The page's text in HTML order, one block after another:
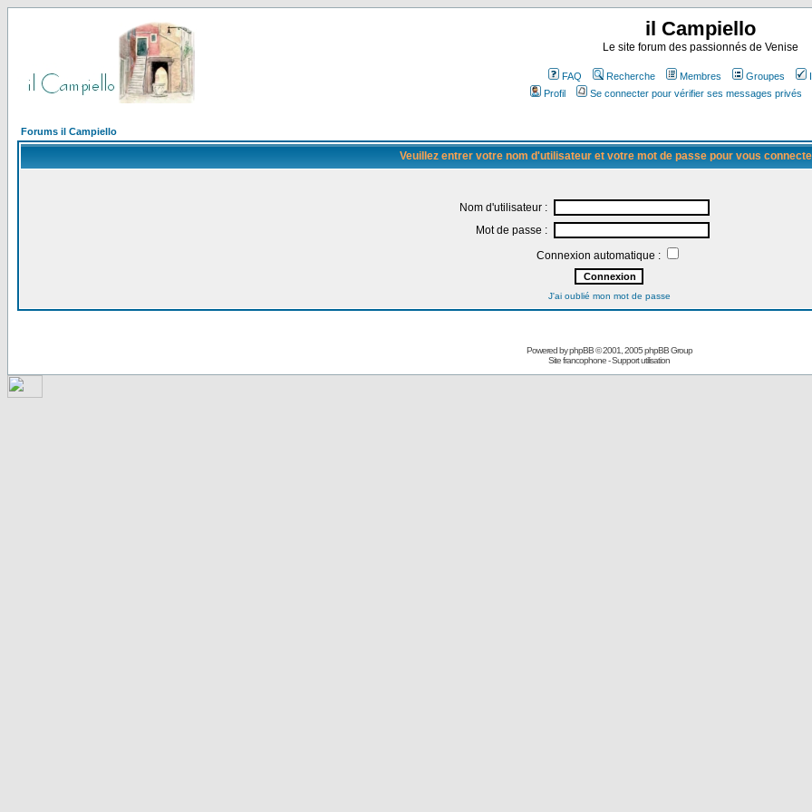
il Campiello
Le site forum des passionnés de Venise
FAQ Recherche Membres Groupes
Profil
Se connecter pour vérifier ses messages privés
Forums il Campiello
Veuillez entrer votre nom d'utilisateur et votre mot de passe pour vous
Nom d'utilisateur :
Mot de passe :
Connexion automatique :
J'ai oublié mon mot de passe
Powered byphpBB© 2001, 2005 phpBB Group
Site francophone-Support utilisation